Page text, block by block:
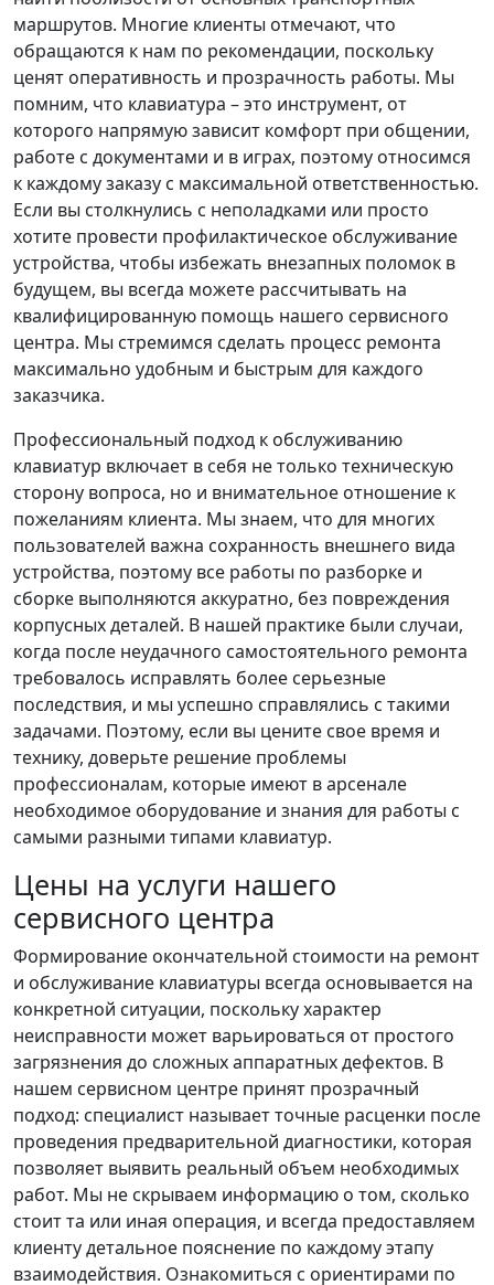
маршрутов. Многие клиенты отмечают, что
обращаются к нам по рекомендации, поскольку
ценят оперативность и прозрачность работы. Мы
помним, что клавиатура – это инструмент, от
которого напрямую зависит комфорт при общении,
работе с документами и в играх, поэтому относимся
к каждому заказу с максимальной ответственностью.
Если вы столкнулись с неполадками или просто
хотите провести профилактическое обслуживание
устройства, чтобы избежать внезапных поломок в
будущем, вы всегда можете рассчитывать на
квалифицированную помощь нашего сервисного
центра. Мы стремимся сделать процесс ремонта
максимально удобным и быстрым для каждого
заказчика.
Профессиональный подход к обслуживанию
клавиатур включает в себя не только техническую
сторону вопроса, но и внимательное отношение к
пожеланиям клиента. Мы знаем, что для многих
пользователей важна сохранность внешнего вида
устройства, поэтому все работы по разборке и
сборке выполняются аккуратно, без повреждения
корпусных деталей. В нашей практике были случаи,
когда после неудачного самостоятельного ремонта
требовалось исправлять более серьезные
последствия, и мы успешно справлялись с такими
задачами. Поэтому, если вы цените свое время и
технику, доверьте решение проблемы
профессионалам, которые имеют в арсенале
необходимое оборудование и знания для работы с
самыми разными типами клавиатур.
Цены на услуги нашего
сервисного центра
Формирование окончательной стоимости на ремонт
и обслуживание клавиатуры всегда основывается на
конкретной ситуации, поскольку характер
неисправности может варьироваться от простого
загрязнения до сложных аппаратных дефектов. В
нашем сервисном центре принят прозрачный
подход: специалист называет точные расценки после
проведения предварительной диагностики, которая
позволяет выявить реальный объем необходимых
работ. Мы не скрываем информацию о том, сколько
стоит та или иная операция, и всегда предоставляем
клиенту детальное пояснение по каждому этапу
взаимодействия. Ознакомиться с ориентирами по